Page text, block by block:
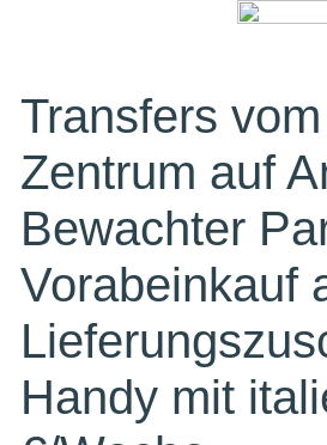
Transfers
Zentrum auf
Bewachter
Vorabeinkauf
Handy mit